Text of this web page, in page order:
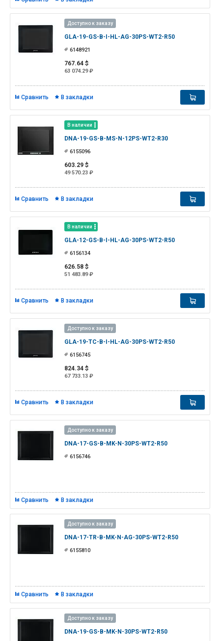
Доступно к заказу
GLA-19-GS-B-I-HL-AG-30PS-WT2-R50
6148921
767.64 $
63 074.29 ₽
Сравнить В закладки
В наличии
DNA-19-GS-B-MS-N-12PS-WT2-R30
6155096
603.29 $
49 570.23 ₽
Сравнить В закладки
В наличии
GLA-12-GS-B-I-HL-AG-30PS-WT2-R50
6156134
626.58 $
51 483.89 ₽
Сравнить В закладки
Доступно к заказу
GLA-19-TC-B-I-HL-AG-30PS-WT2-R50
6156745
824.34 $
67 733.13 ₽
Сравнить В закладки
Доступно к заказу
DNA-17-GS-B-MK-N-30PS-WT2-R50
6156746
Сравнить В закладки
Доступно к заказу
DNA-17-TR-B-MK-N-AG-30PS-WT2-R50
6155810
Сравнить В закладки
Доступно к заказу
DNA-19-GS-B-MK-N-30PS-WT2-R50